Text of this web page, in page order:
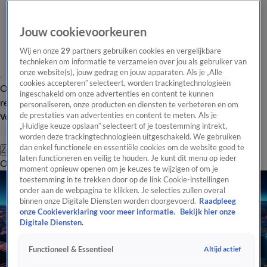
Overzicht Laatste nieuws Regionieuws Het beste van Hart
Tip de
redactie
Volg Hart van Nederland
Zoeken
OverzichtRegioUitzendingenWeerTip de redactiePanelVideo's
Jouw cookievoorkeuren
Wij en onze29 partners gebruiken cookies en vergelijkbare
technieken om informatie te verzamelen over jou als gebruiker van
onze website(s), jouw gedrag en jouw apparaten. Als je „Alle
cookies accepteren” selecteert, worden trackingtechnologieën
ingeschakeld om onze advertenties en content te kunnen
personaliseren, onze producten en diensten te verbeteren en om
de prestaties van advertenties en content te meten. Als je
„Huidige keuze opslaan” selecteert of je toestemming intrekt,
worden deze trackingtechnologieën uitgeschakeld. We gebruiken
dan enkel functionele en essentiële cookies om de website goed te
laten functioneren en veilig te houden. Je kunt dit menu op ieder
moment opnieuw openen om je keuzes te wijzigen of om je
toestemming in te trekken door op de link Cookie-instellingen
onder aan de webpagina te klikken. Je selecties zullen overal
binnen onze Digitale Diensten worden doorgevoerd. Raadpleeg
onze Cookieverklaring voor meer informatie.
Bekijk hier onze
Digitale Diensten.
Functioneel & Essentieel Altijd actief